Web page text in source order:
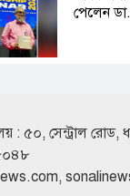
পেলেন
আবারও ৪
: ৫০, সেন্ট্রাল
,